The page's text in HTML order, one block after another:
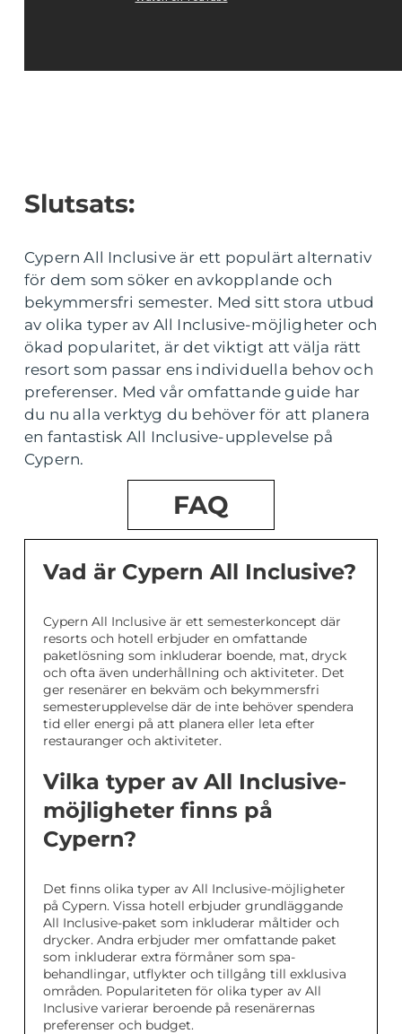
Slutsats:
Cypern All Inclusive är ett populärt alternativ
för dem som söker en avkopplande och
bekymmersfri semester. Med sitt stora utbud
av olika typer av All Inclusive-möjligheter och
ökad popularitet, är det viktigt att välja rätt
resort som passar ens individuella behov och
preferenser. Med vår omfattande guide har
du nu alla verktyg du behöver för att planera
en fantastisk All Inclusive-upplevelse på
Cypern.
FAQ
Vad är Cypern All Inclusive?
Cypern All Inclusive är ett semesterkoncept där
resorts och hotell erbjuder en omfattande
paketlösning som inkluderar boende, mat, dryck
och ofta även underhållning och aktiviteter. Det
ger resenärer en bekväm och bekymmersfri
semesterupplevelse där de inte behöver spendera
tid eller energi på att planera eller leta efter
restauranger och aktiviteter.
Vilka typer av All Inclusive-
möjligheter finns på
Cypern?
Det finns olika typer av All Inclusive-möjligheter
på Cypern. Vissa hotell erbjuder grundläggande
All Inclusive-paket som inkluderar måltider och
drycker. Andra erbjuder mer omfattande paket
som inkluderar extra förmåner som spa-
behandlingar, utflykter och tillgång till exklusiva
områden. Populariteten för olika typer av All
Inclusive varierar beroende på resenärernas
preferenser och budget.